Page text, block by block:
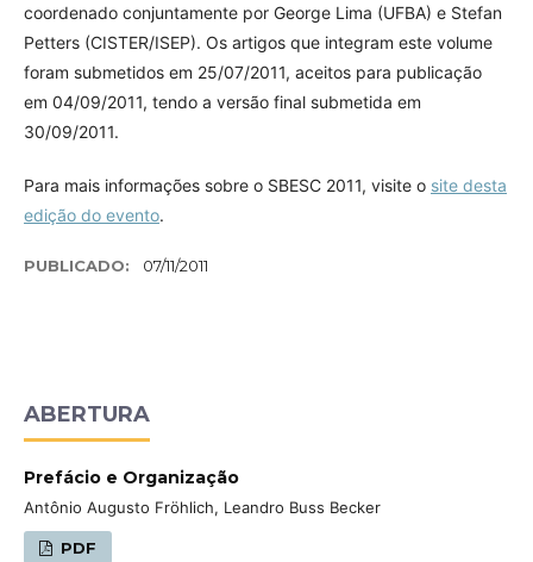
coordenado conjuntamente por George Lima (UFBA) e Stefan
Petters (CISTER/ISEP). Os artigos que integram este volume
foram submetidos em 25/07/2011, aceitos para publicação
em 04/09/2011, tendo a versão final submetida em
30/09/2011.
Para mais informações sobre o SBESC 2011, visite o site desta
edição do evento.
PUBLICADO: 07/11/2011
ABERTURA
Prefácio e Organização
Antônio Augusto Fröhlich, Leandro Buss Becker
PDF